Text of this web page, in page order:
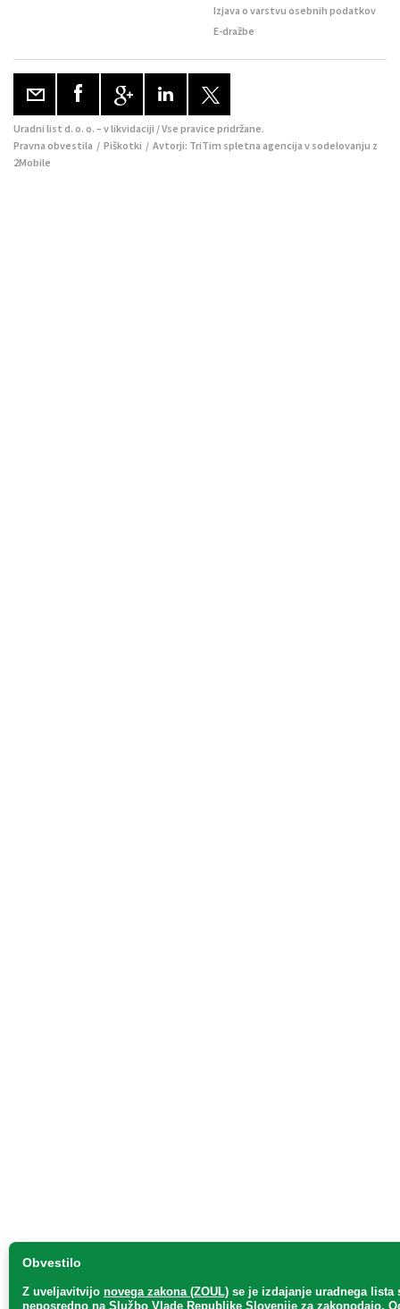
Obvestilo
Z uveljavitvijo novega zakona (ZOUL) se je izdajanje uradnega lista
neposredno na Službo Vlade Republike Slovenije za zakonodajo.
Izjava o varstvu osebnih podatkov
E-dražbe
Uradni list d. o. o. – v likvidaciji / Vse pravice pridržane.
Pravna obvestila / Piškotki / Avtorji: TriTim spletna agencija v sodelovanju z
2Mobile